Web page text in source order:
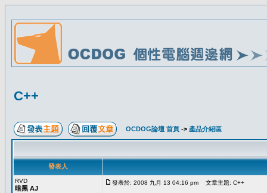
C++
OCDOG論壇 首頁 -> 產品介紹區
發表人
RVD
暗黑 AJ
發表於: 2008 九月 13 04:16 pm 文章主題: C++